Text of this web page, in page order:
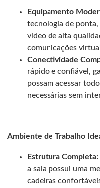
Equipamento
tecnologia de
vídeo de alta
comunicações
Conectividade
rápido e confiável,
possam acessar
necessárias sem
Ambiente de Trabalho
Estrutura Completa:
a sala possui uma
cadeiras